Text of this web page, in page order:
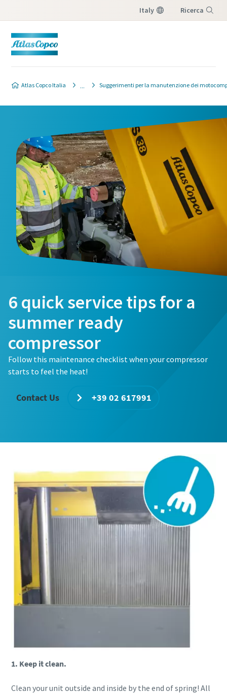
Italy Ricerca
Atlas Copco Italia Suggerimenti per la manutenzione dei
6 quick service tips for a
summer ready
compressor
Follow this maintenance checklist when your compressor
starts to feel the heat!
Contact Us +39 02 617991
1. Keep it clean.
Clean your unit outside and inside by the end of spring! All